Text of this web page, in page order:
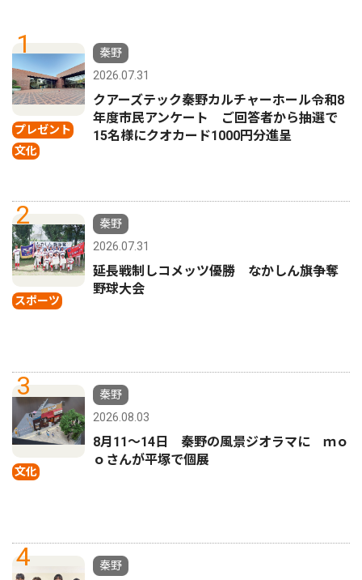
1
プレゼント
文化
秦野
2026.07.31
クアーズテック秦野カルチャーホール令和8
年度市民アンケート ご回答者から抽選で
15名様にクオカード1000円分進呈
2
スポーツ
秦野
2026.07.31
延長戦制しコメッツ優勝 なかしん旗争奪
野球大会
3
文化
秦野
2026.08.03
8月11〜14日 秦野の風景ジオラマに ｍｏ
ｏさんが平塚で個展
4
秦野